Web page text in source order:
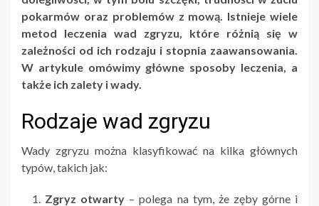
pokarmów oraz problemów z mową. Istnieje wiele
metod leczenia wad zgryzu, które różnią się w
zależności od ich rodzaju i stopnia zaawansowania.
W artykule omówimy główne sposoby leczenia, a
także ich zalety i wady.
Rodzaje wad zgryzu
Wady zgryzu można klasyfikować na kilka głównych
typów, takich jak:
Zgryz otwarty – polega na tym, że zęby górne i